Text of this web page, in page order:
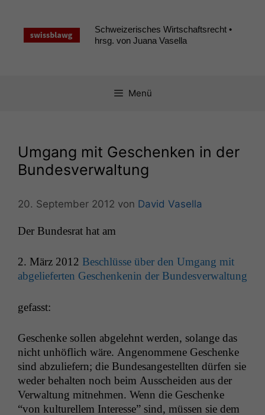
springen
Schweizerisches Wirtschaftsrecht •
hrsg. von Juana Vasella
Menü
Umgang mit Geschenken in der
Bundesverwaltung
20. September 2012 von David Vasella
Der Bun­desrat hat am
2. März 2012 Beschlüsse über den Umgang mit
abgeliefer­ten Geschenkenin der Bundesverwaltung
gefasst:
Geschenke sollen abgelehnt wer­den, solange das
nicht unhöflich wäre. Angenommene Geschenke
sind abzuliefern; die Bun­de­sangestell­ten dür­fen sie
wed­er behal­ten noch beim Auss­chei­den aus der
Ver­wal­tung mit­nehmen. Wenn die Geschenke
“von kul­turellem Inter­esse” sind, müssen sie dem